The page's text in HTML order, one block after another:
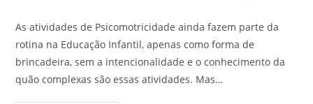
As atividades de Psicomotricidade ainda fazem parte da
rotina na Educação Infantil, apenas como forma de
brincadeira, sem a intencionalidade e o conhecimento da
quão complexas são essas atividades. Mas…